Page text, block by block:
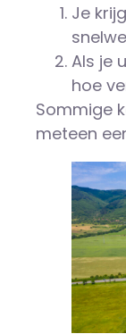
Je
Als je
hoe
Sommige
meteen